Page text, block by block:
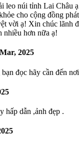
leo núi tỉnh Lai Châu
cho cộng đồng
vời ạ! Xin chúc lãnh
nhiều hơn nữa ạ!
2025
đọc hãy cần đến
hấp dẫn ,ảnh đẹp .